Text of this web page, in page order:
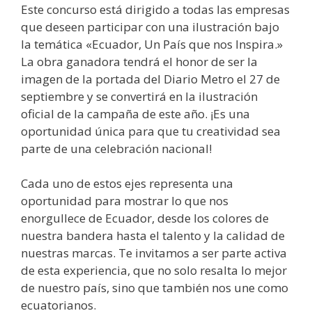
Este concurso está dirigido a todas las empresas
que deseen participar con una ilustración bajo
la temática «Ecuador, Un País que nos Inspira.»
La obra ganadora tendrá el honor de ser la
imagen de la portada del Diario Metro el 27 de
septiembre y se convertirá en la ilustración
oficial de la campaña de este año. ¡Es una
oportunidad única para que tu creatividad sea
parte de una celebración nacional!
Cada uno de estos ejes representa una
oportunidad para mostrar lo que nos
enorgullece de Ecuador, desde los colores de
nuestra bandera hasta el talento y la calidad de
nuestras marcas. Te invitamos a ser parte activa
de esta experiencia, que no solo resalta lo mejor
de nuestro país, sino que también nos une como
ecuatorianos.